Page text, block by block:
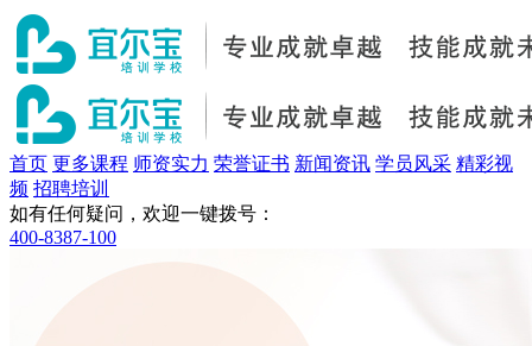
首页 更多课程 师资实力 荣誉证书 新闻资讯 学员风采 精彩视
频 招聘培训
如有任何疑问，欢迎一键拨号：
400-8387-100